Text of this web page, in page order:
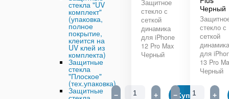
стекла "UV
комплект"
(упаковка,
полное
покрытие,
клеится на
UV клей из
комплекта)
Защитные
стекла
"Плоское"
(тех.упаковка)
Защитные
Защитное
стекло с
сеткой
динамика
для iPhone
12 Pro Max
Черный
− + Купить
Черный
стекло с
сеткой
для
13 Pro
Черный
− +